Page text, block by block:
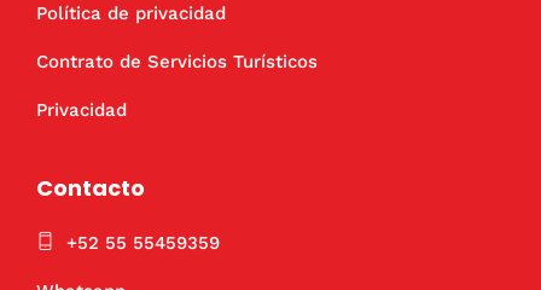
Política de privacidad
Contrato de Servicios Turísticos
Privacidad
Contacto
+52 55 55459359